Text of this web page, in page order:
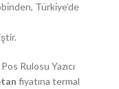
Türki̇ye’de
Rulosu Yazıcı
fiyatına termal